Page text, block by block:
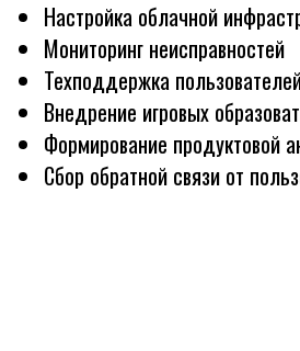
Настройка облачной
Мониторинг неисправностей
Техподдержка
Внедрение игровых
Формирование продуктовой
Сбор обратной связи от